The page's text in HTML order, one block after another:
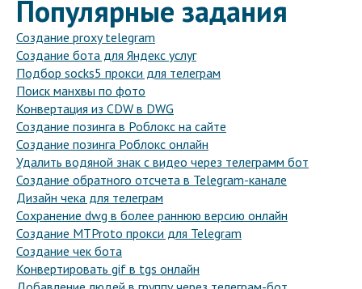
Популярные задания
Создание proxy telegram
Создание бота для Яндекс услуг
Подбор socks5 прокси для телеграм
Поиск манхвы по фото
Конвертация из CDW в DWG
Создание позинга в Роблокс на сайте
Создание позинга Роблокс онлайн
Удалить водяной знак с видео через телеграмм бот
Создание обратного отсчета в Telegram-канале
Дизайн чека для телеграм
Сохранение dwg в более раннюю версию онлайн
Создание MTProto прокси для Telegram
Создание чек бота
Конвертировать gif в tgs онлайн